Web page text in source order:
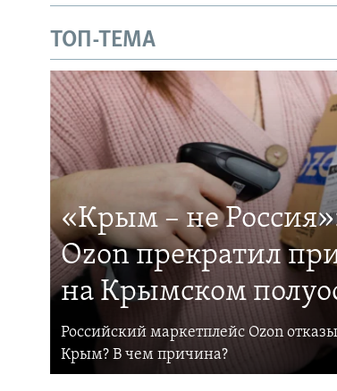
ТОП-ТЕМА
«Крым – не
Ozon прекратил
на Крымском
Российский маркетплейс Ozon
Крым? В чем причина?